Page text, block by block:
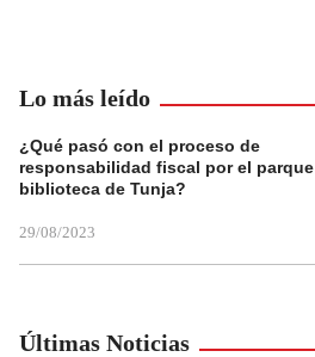
Lo más leído
¿Qué pasó con el proceso de
responsabilidad fiscal por el parque
biblioteca de Tunja?
29/08/2023
Últimas Noticias